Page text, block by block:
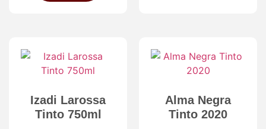
Izadi Larossa
Tinto 750ml
Alma Negra
Tinto 2020